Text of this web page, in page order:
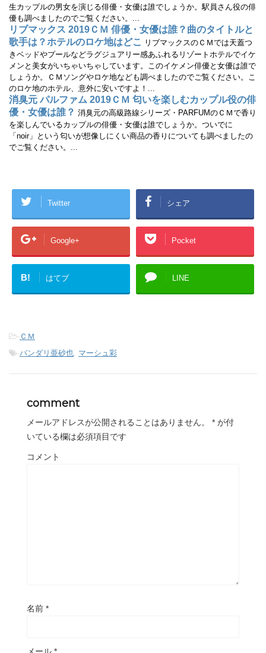
生カップルの男女を演じる俳優・女優は誰でしょうか。駅員さん役の俳
優も調べましたのでご覧ください。...
リブマックス 2019ＣＭ 俳優・女優は誰？曲のタイトルと
歌手は？ホテルのロケ地はどこ
リブマックスのＣＭでは天蓋つ
きベッドやプールなどラグジュアリー感あふれるリゾートホテルでイケ
メンと美女がいちゃいちゃしています。このイケメン俳優と女優は誰で
しょうか。ＣＭソングやロケ地なども調べましたのでご覧ください。こ
のロケ地のホテル、意外に安いですよ！...
消臭元 パルファム 2019ＣＭ 匂いを楽しむカップル役の俳
優・女優は誰？ 消臭元の高級路線シリーズ・PARFUMのＣＭで香り
を楽しんでいるカップルの俳優・女優は誰でしょうか。ついでに
「noir」という匂いが想像しにくい商品の香りについても調べましたの
でご覧ください。...
Twitter シェア
Google+ Pocket
B! はてブ LINE
- ＣＭ
-バンダリ亜砂也 マーシュ彩
comment
メールアドレスが公開されることはありません。 * が付
いている欄は必須項目です
コメント
名前 *
メール *